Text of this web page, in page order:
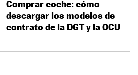
Comprar coche: cómo
descargar los modelos de
contrato de la DGT y la OCU